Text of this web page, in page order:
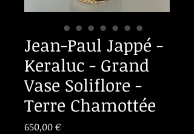
Jean-Paul Jappé -
Keraluc - Grand
Vase Soliflore -
Terre Chamottée
650,00 €Prix